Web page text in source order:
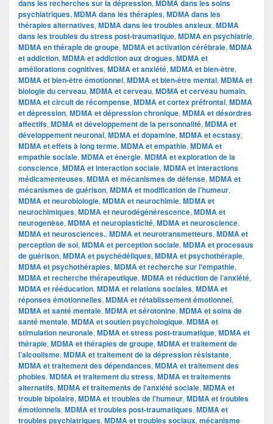
dans les recherches sur la dépression, MDMA dans les soins
psychiatriques, MDMA dans les thérapies, MDMA dans les
thérapies alternatives, MDMA dans les troubles anxieux, MDMA
dans les troubles du stress post-traumatique, MDMA en psychiatrie,
MDMA en thérapie de groupe, MDMA et activation cérébrale, MDMA
et addiction, MDMA et addiction aux drogues, MDMA et
améliorations cognitives, MDMA et anxiété, MDMA et bien-être,
MDMA et bien-être émotionnel, MDMA et bien-être mental, MDMA et
biologie du cerveau, MDMA et cerveau, MDMA et cerveau humain,
MDMA et circuit de récompense, MDMA et cortex préfrontal, MDMA
et dépression, MDMA et dépression chronique, MDMA et désordres
affectifs, MDMA et développement de la personnalité, MDMA et
développement neuronal, MDMA et dopamine, MDMA et ecstasy,
MDMA et effets à long terme, MDMA et empathie, MDMA et
empathie sociale, MDMA et énergie, MDMA et exploration de la
conscience, MDMA et interaction sociale, MDMA et interactions
médicamenteuses, MDMA et mécanismes de défense, MDMA et
mécanismes de guérison, MDMA et modification de l’humeur,
MDMA et neurobiologie, MDMA et neurochimie, MDMA et
neurochimiques, MDMA et neurodégénérescence, MDMA et
neurogenèse, MDMA et neuroplasticité, MDMA et neuroscience,
MDMA et neurosciences., MDMA et neurotransmetteurs, MDMA et
perception de soi, MDMA et perception sociale, MDMA et processus
de guérison, MDMA et psychédéliques, MDMA et psychothérapie,
MDMA et psychothérapies, MDMA et recherche sur l'empathie,
MDMA et recherche thérapeutique, MDMA et réduction de l’anxiété,
MDMA et rééducation, MDMA et relations sociales, MDMA et
réponses émotionnelles, MDMA et rétablissement émotionnel,
MDMA et santé mentale, MDMA et sérotonine, MDMA et soins de
santé mentale, MDMA et soutien psychologique, MDMA et
stimulation neuronale, MDMA et stress post-traumatique, MDMA et
thérapie, MDMA et thérapies de groupe, MDMA et traitement de
l’alcoolisme, MDMA et traitement de la dépression résistante,
MDMA et traitement des dépendances, MDMA et traitement des
phobies, MDMA et traitement du stress, MDMA et traitements
alternatifs, MDMA et traitements de l’anxiété sociale, MDMA et
trouble bipolaire, MDMA et troubles de l'humeur, MDMA et troubles
émotionnels, MDMA et troubles post-traumatiques, MDMA et
troubles psychiatriques, MDMA et troubles sociaux, mécanisme